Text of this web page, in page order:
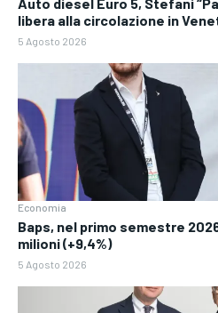
Auto diesel Euro 5, Stefani
libera alla circolazione in
5 Agosto 2026
Economia
Baps, nel primo semestre
milioni (+9,4%)
5 Agosto 2026